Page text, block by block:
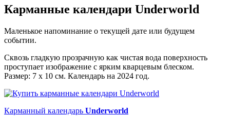
Карманные календари Underworld
Маленькое напоминание о текущей дате или будущем
событии.
Сквозь гладкую прозрачную как чистая вода поверхность
проступает изображение с ярким кварцевым блеском.
Размер: 7 х 10 см. Календарь на 2024 год.
Карманный календарь Underworld